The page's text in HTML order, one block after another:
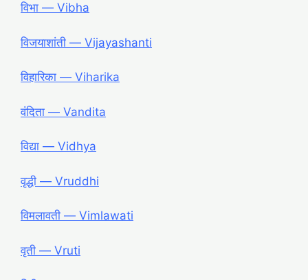
विभा ― Vibha
विजयाशांती ― Vijayashanti
विहारिका ― Viharika
वंदिता ― Vandita
विद्या ― Vidhya
वृद्धी ― Vruddhi
विमलावती ― Vimlawati
वृती ― Vruti